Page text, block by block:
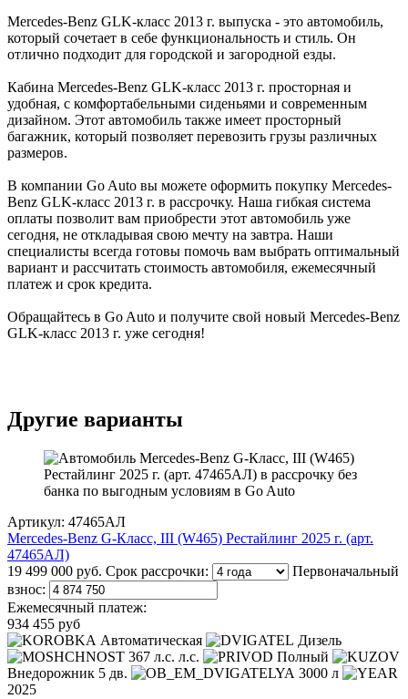
Mercedes-Benz GLK-класс 2013 г. выпуска - это автомобиль,
который сочетает в себе функциональность и стиль. Он
отлично подходит для городской и загородной езды.
Кабина Mercedes-Benz GLK-класс 2013 г. просторная и
удобная, с комфортабельными сиденьями и современным
дизайном. Этот автомобиль также имеет просторный
багажник, который позволяет перевозить грузы различных
размеров.
В компании Go Auto вы можете оформить покупку Mercedes-
Benz GLK-класс 2013 г. в рассрочку. Наша гибкая система
оплаты позволит вам приобрести этот автомобиль уже
сегодня, не откладывая свою мечту на завтра. Наши
специалисты всегда готовы помочь вам выбрать оптимальный
вариант и рассчитать стоимость автомобиля, ежемесячный
платеж и срок кредита.
Обращайтесь в Go Auto и получите свой новый Mercedes-Benz
GLK-класс 2013 г. уже сегодня!
Другие варианты
Артикул: 47465АЛ
Mercedes-Benz G-Класс, III (W465) Рестайлинг 2025 г. (арт.
47465АЛ)
19 499 000 руб. Срок рассрочки:
Первоначальный
взнос:
Ежемесячный платеж:
934 455 руб
Автоматическая
Дизель
367 л.с. л.с.
Полный
Внедорожник 5 дв.
3000 л
2025